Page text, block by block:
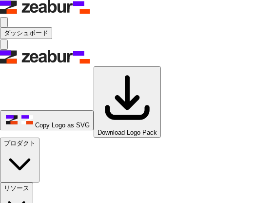
ダッシュボード
Copy Logo as SVG
Download Logo Pack
プロダクト
リソース